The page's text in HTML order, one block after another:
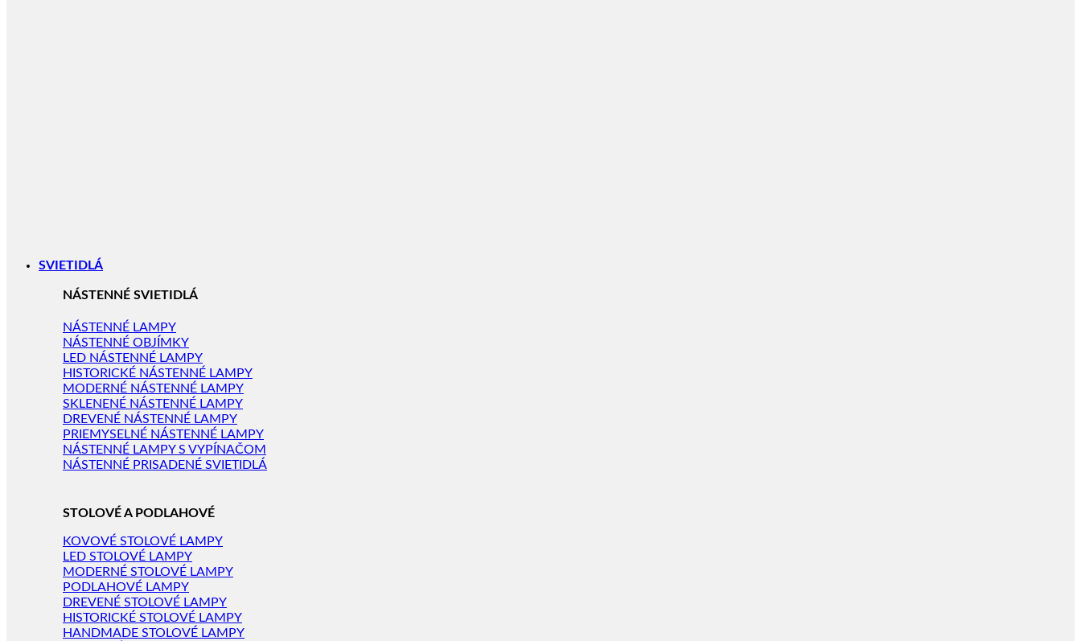
SVIETIDLÁ
NÁSTENNÉ SVIETIDLÁ
NÁSTENNÉ LAMPY
NÁSTENNÉ OBJÍMKY
LED NÁSTENNÉ LAMPY
HISTORICKÉ NÁSTENNÉ LAMPY
MODERNÉ NÁSTENNÉ LAMPY
SKLENENÉ NÁSTENNÉ LAMPY
DREVENÉ NÁSTENNÉ LAMPY
PRIEMYSELNÉ NÁSTENNÉ LAMPY
NÁSTENNÉ LAMPY S VYPÍNAČOM
NÁSTENNÉ PRISADENÉ SVIETIDLÁ
STOLOVÉ A PODLAHOVÉ
KOVOVÉ STOLOVÉ LAMPY
LED STOLOVÉ LAMPY
MODERNÉ STOLOVÉ LAMPY
PODLAHOVÉ LAMPY
DREVENÉ STOLOVÉ LAMPY
HISTORICKÉ STOLOVÉ LAMPY
HANDMADE STOLOVÉ LAMPY